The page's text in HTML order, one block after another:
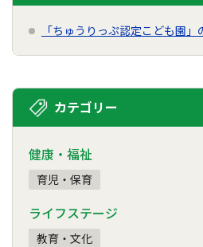
「ちゅうりっぷ認定こども園
カテゴリー
健康・福祉
育児・保育
ライフステージ
教育・文化